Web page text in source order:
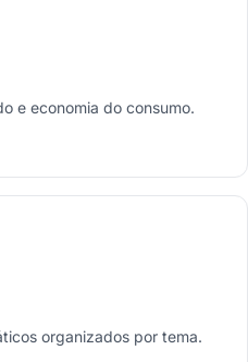
e economia do consumo.
organizados por tema.